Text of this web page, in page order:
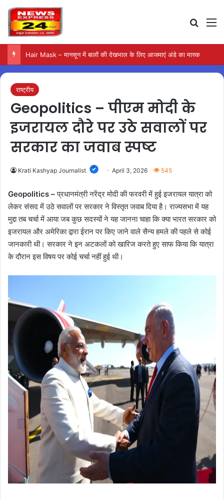
Hair Mask – मानसून में बालों की देखभाल के लिए आजमाएं अंडे का मास्क
राष्ट्रीय
Geopolitics – पीएम मोदी के
इजरायल दौरे पर उठे सवालों पर
सरकार का जवाब स्पष्ट
Krati Kashyap Journalist April 3, 2026 545
Geopolitics –प्रधानमंत्री नरेंद्र मोदी की फरवरी में हुई इजरायल यात्रा को
लेकर संसद में उठे सवालों पर सरकार ने विस्तृत जवाब दिया है। राज्यसभा में यह
मुद्दा तब चर्चा में आया जब कुछ सदस्यों ने यह जानना चाहा कि क्या भारत सरकार को
इजरायल और अमेरिका द्वारा ईरान पर किए जाने वाले सैन्य हमले की पहले से कोई
जानकारी थी। सरकार ने इन अटकलों को खारिज करते हुए साफ किया कि यात्रा
के दौरान इस विषय पर कोई चर्चा नहीं हुई थी।